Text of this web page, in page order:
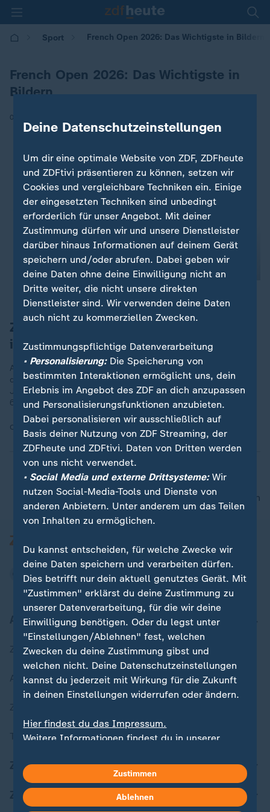
Sport French Open 2026: Das Wichtigste in Bildern
French Open 2026: Das Wichtigste in
Bildern
07.06.2026 | 13:21
Zverev am Ziel: Erster Grand-Slam-Titel
in Paris
Alexander Zverev gewinnt das Finale der French Open und
damit den ersten Grand-Slam-Titel seiner Karriere. Der 29-
Jährige siegte gegen Flavio Cobolli mit 6:1, 4:6, 6:4, 6:7 (5:7),
6:1.
Quelle:
nach oben
Aktuell bei ZDFheute
Zuletzt veröffentlicht
Aktuelle Sendungs-Videos
Themen im Überblick
ZDFheute Update
ZDFheute Apps
Deine Datenschutzeinstellungen
Um dir eine optimale Website von ZDF, ZDFheute
und ZDFtivi präsentieren zu können, setzen wir
Cookies und vergleichbare Techniken ein. Einige
der eingesetzten Techniken sind unbedingt
erforderlich für unser Angebot. Mit deiner
Zustimmung dürfen wir und unsere Dienstleister
darüber hinaus Informationen auf deinem Gerät
speichern und/oder abrufen. Dabei geben wir
deine Daten ohne deine Einwilligung nicht an
Dritte weiter, die nicht unsere direkten
Dienstleister sind. Wir verwenden deine Daten
auch nicht zu kommerziellen Zwecken.
Zustimmungspflichtige Datenverarbeitung
• Personalisierung:Die Speicherung von
bestimmten Interaktionen ermöglicht uns, dein
Erlebnis im Angebot des ZDF an dich anzupassen
und Personalisierungsfunktionen anzubieten.
Dabei personalisieren wir ausschließlich auf
Basis deiner Nutzung von ZDF Streaming, der
ZDFheute und ZDFtivi. Daten von Dritten werden
von uns nicht verwendet.
• Social Media und externe Drittsysteme:Wir
nutzen Social-Media-Tools und Dienste von
anderen Anbietern. Unter anderem um das Teilen
von Inhalten zu ermöglichen.
Du kannst entscheiden, für welche Zwecke wir
deine Daten speichern und verarbeiten dürfen.
Dies betrifft nur dein aktuell genutztes Gerät. Mit
"Zustimmen" erklärst du deine Zustimmung zu
unserer Datenverarbeitung, für die wir deine
Einwilligung benötigen. Oder du legst unter
"Einstellungen/Ablehnen" fest, welchen
Zwecken du deine Zustimmung gibst und
welchen nicht. Deine Datenschutzeinstellungen
kannst du jederzeit mit Wirkung für die Zukunft
in deinen Einstellungen widerrufen oder ändern.
Hier findest du das Impressum.
Weitere Informationen findest du in unserer
Zustimmen
Ablehnen